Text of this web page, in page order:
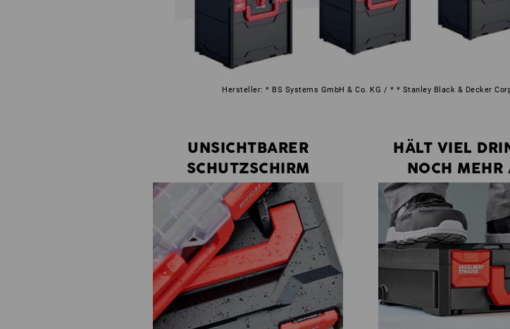
Hersteller: * BS Systems GmbH & Co. KG / * * Stanley Black & Decker
UNSICHTBARER
SCHUTZSCHIRM
HÄLT VIEL
NOCH MEHR